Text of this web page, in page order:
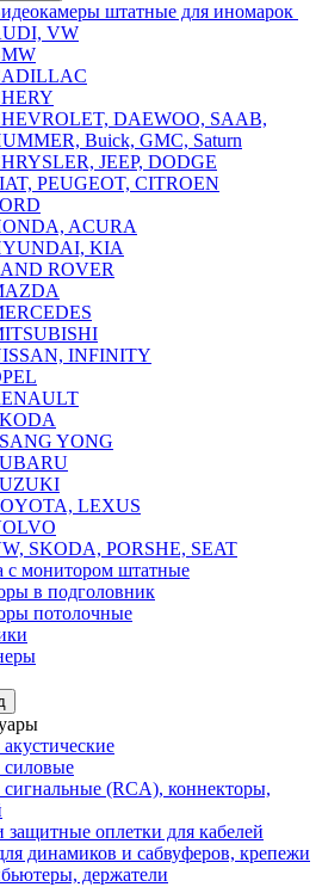
штатные для иномарок
VW
DAEWOO, SAAB,
Buick, GMC, Saturn
JEEP, DODGE
PEUGEOT, CITROEN
ACURA
KIA
ROVER
INFINITY
YONG
LEXUS
SKODA, PORSHE, SEAT
с монитором штатные
в подголовник
потолочные
силовые
(RCA), коннекторы,
защитные оплетки для кабелей
динамиков и сабвуферов, крепежи
держатели